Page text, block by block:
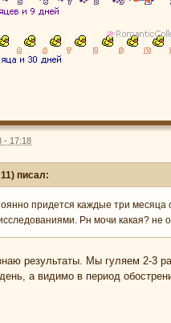
- 17:18
писал:
придется каждые три месяца
Рн мочи какая? не
результаты. Мы гуляем 2-3
а видимо в период